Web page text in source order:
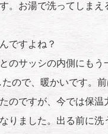
。お湯で洗ってしまえ
ですよね？
のサッシの内側にもう
ので、暖かいです。
のですが、今では保温
りました。出る前に洗